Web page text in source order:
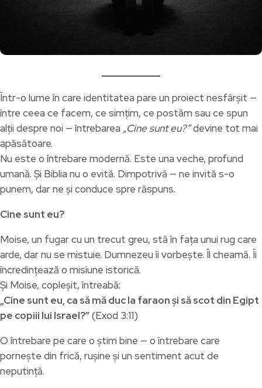
Într-o lume în care identitatea pare un proiect nesfârșit —
între ceea ce facem, ce simțim, ce postăm sau ce spun
alții despre noi — întrebarea „Cine sunt eu?”devine tot mai
apăsătoare.
Nu este o întrebare modernă. Este una veche, profund
umană. Și Biblia nu o evită. Dimpotrivă — ne invită s-o
punem, dar ne și conduce spre răspuns.
Cine sunt eu?
Moise, un fugar cu un trecut greu, stă în fața unui rug care
arde, dar nu se mistuie. Dumnezeu îi vorbește. Îl cheamă. Îi
încredințează o misiune istorică.
Și Moise, copleșit, întreabă:
„Cine sunt eu, ca să mă duc la faraon și să scot din Egipt
pe copiii lui Israel?”(Exod 3:11)
O întrebare pe care o știm bine — o întrebare care
pornește din frică, rușine și un sentiment acut de
neputință.